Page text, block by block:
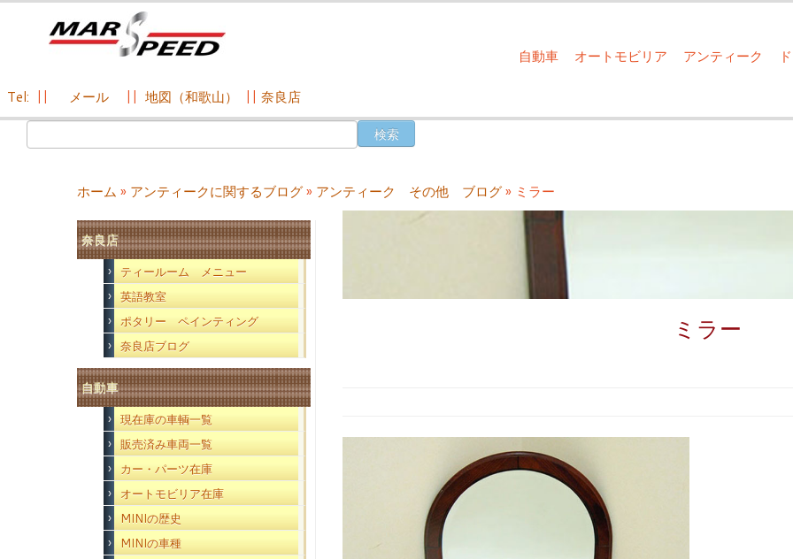
自動車 オートモビリア アンティーク
Tel: メール 地図（和歌山） 奈良店
索:
ホーム » アンティークに関するブログ» アンティーク その他 ブログ» ミラー
奈良店
ティールーム メニュー
英語教室
ポタリー ペインティング
奈良店ブログ
自動車
現在庫の車輌一覧
販売済み車両一覧
カー・パーツ在庫
オートモビリア在庫
MINIの歴史
MINIの車種
ミラー